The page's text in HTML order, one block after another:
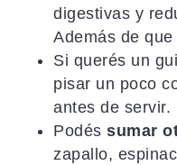
digestivas y
Además de
Si querés un
pisar un poco
antes de servir.
Podéssumar
zapallo,